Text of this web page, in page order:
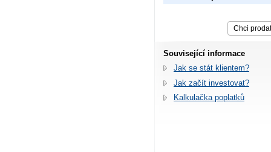
Související informace
Jak se stát klientem?
Jak začít investovat?
Kalkulačka poplatků